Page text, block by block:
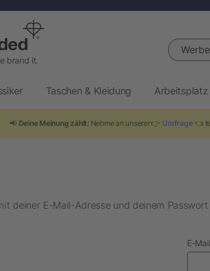
brand it.
Taschen & Kleidung Arbeitsplatz
📢 Deine Meinung zählt:Nehme an unserer 👉 Umfrage👈
deiner E-Mail-Adresse und deinem
E-